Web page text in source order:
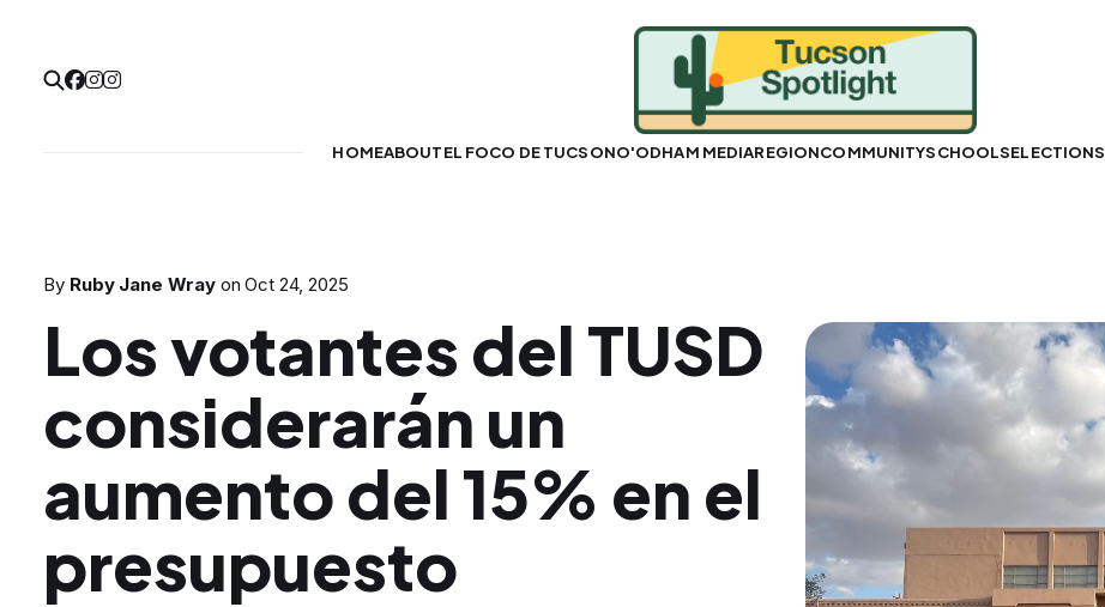
HOMEABOUTEL FOCO DE TUCSONO'ODHAM MEDIAREGIONCOMMUNITYSCHOOLSELECTIONS
By Ruby Jane Wray onOct 24, 2025
Los votantes del TUSD
considerarán un
aumento del 15% en el
presupuesto